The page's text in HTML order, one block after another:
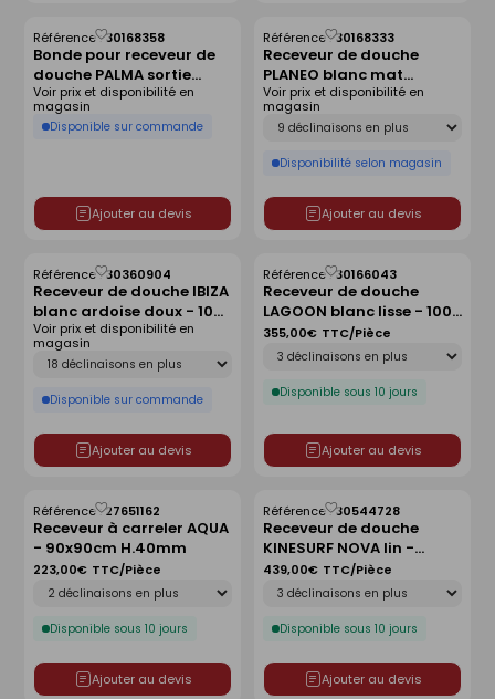
Bonde pour receveur de
douche PALMA sortie
horizontale sans capot
Référence :30168358
Disponible sur commande
Voir prix et disponibilité en
magasin
Ajouter au devis
Enregistrer
comme
liste
Receveur de douche
PLANEO blanc mat
antidérapant - 140 x 90
cm
Référence :30168333
Déclinaison
Disponibilité selon magasin
Voir prix et disponibilité en
magasin
Ajouter au devis
Enregistrer
comme
liste
Receveur de douche IBIZA
blanc ardoise doux - 100
x 100 cm
Référence :30360904
Déclinaison
Disponible sur commande
Voir prix et disponibilité en
magasin
Ajouter au devis
Enregistrer
comme
liste
Receveur de douche
LAGOON blanc lisse - 100
x 80 cm
Référence :30166043
Disponible sous 10 jours
355,00€ TTC/Pièce
Ajouter au devis
Enregistrer
comme
liste
Receveur à carreler AQUA
- 90x90cm H.40mm
Référence :27651162
Disponible sous 10 jours
223,00€ TTC/Pièce
Ajouter au devis
Enregistrer
comme
liste
Receveur de douche
KINESURF NOVA lin -
120x90 cm
Référence :30544728
Disponible sous 10 jours
439,00€ TTC/Pièce
Ajouter au devis
Enregistrer
comme
liste